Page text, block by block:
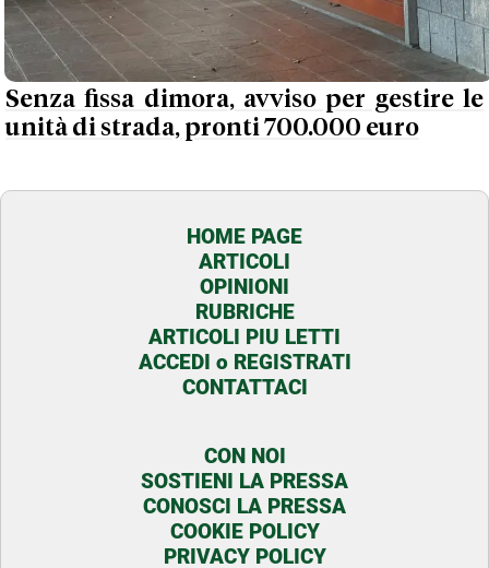
Senza fissa dimora, avviso per gestire le
unità di strada, pronti 700.000 euro
HOME PAGE
ARTICOLI
OPINIONI
RUBRICHE
ARTICOLI PIU LETTI
ACCEDI o REGISTRATI
CONTATTACI
CON NOI
SOSTIENI LA PRESSA
CONOSCI LA PRESSA
COOKIE POLICY
PRIVACY POLICY